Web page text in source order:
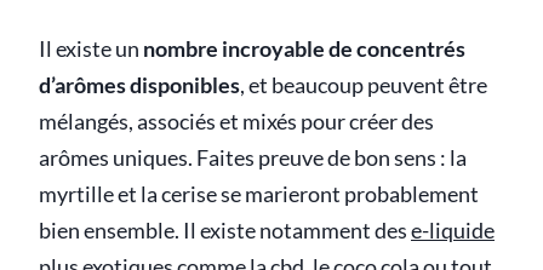
Il existe un nombre incroyable de concentrés
d’arômes disponibles, et beaucoup peuvent être
mélangés, associés et mixés pour créer des
arômes uniques. Faites preuve de bon sens : la
myrtille et la cerise se marieront probablement
bien ensemble. Il existe notamment dese-liquide